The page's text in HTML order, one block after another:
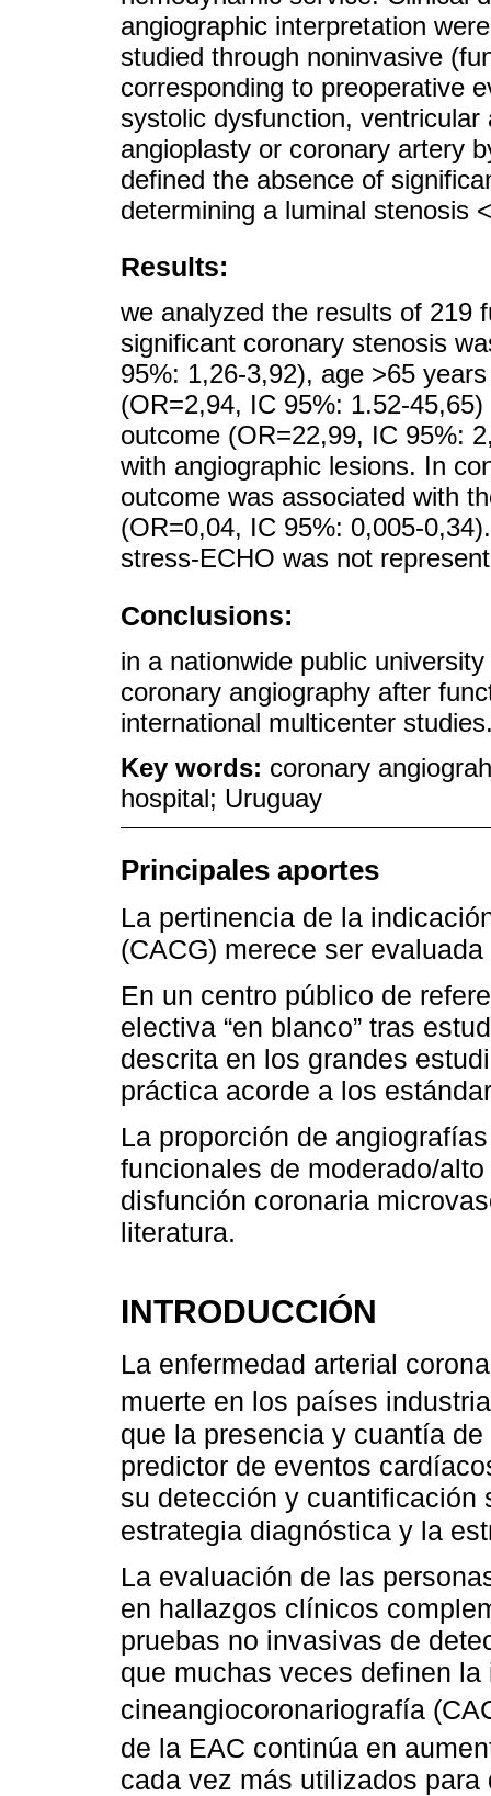
angiographic interpretation
studied through noninvasive
corresponding to preoperative
systolic dysfunction,
angioplasty or coronary artery
defined the absence of
determining a luminal stenosis
Results:
we analyzed the results of 219
significant coronary stenosis
95%: 1,26-3,92), age >65
(OR=2,94, IC 95%: 1.52-
outcome (OR=22,99, IC 95%:
with angiographic lesions. In
outcome was associated with
(OR=0,04, IC 95%: 0,005-
stress-ECHO was not
Conclusions:
in a nationwide public
coronary angiography after
international multicenter
Key words: coronary
hospital; Uruguay
Principales aportes
La pertinencia de la
(CACG) merece ser
En un centro público de
electiva “en blanco” tras
descrita en los grandes
práctica acorde a los
La proporción de
funcionales de moderado/
disfunción coronaria
literatura.
INTRODUCCIÓN
La enfermedad arterial
muerte en los países
que la presencia y cuantía
predictor de eventos
su detección y cuantificación
estrategia diagnóstica y la
La evaluación de las
en hallazgos clínicos
pruebas no invasivas de
que muchas veces definen
cineangiocoronariografía
de la EAC continúa en
cada vez más utilizados